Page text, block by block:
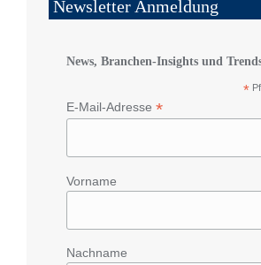
Newsletter Anmeldung
News, Branchen-Insights und
*
E-Mail-Adresse *
Vorname
Nachname